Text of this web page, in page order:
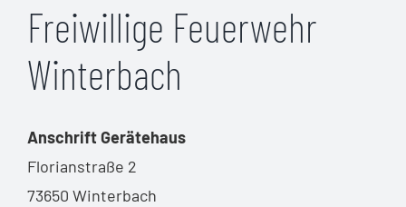
Freiwillige Feuerwehr
Winterbach
Anschrift Gerätehaus
Florianstraße 2
73650 Winterbach